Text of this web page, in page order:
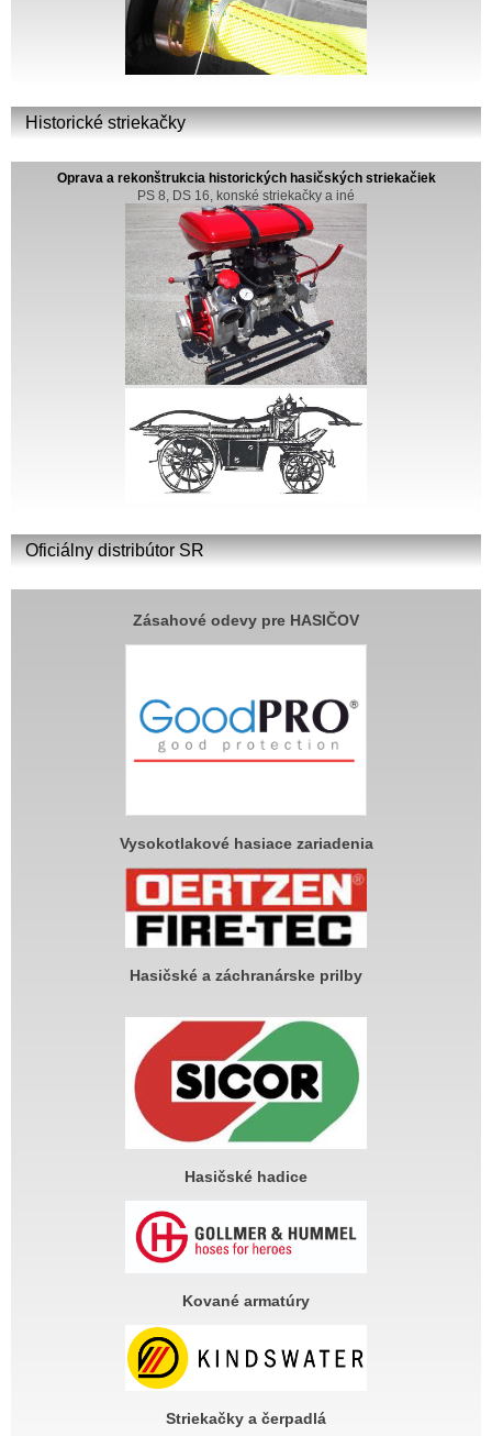
Historické striekačky
Oprava a rekonštrukcia historických hasičských striekačiek
PS 8, DS 16, konské striekačky a iné
Oficiálny distribútor SR
Zásahové odevy pre HASIČOV
Vysokotlakové hasiace zariadenia
Hasičské a záchranárske prilby
Hasičské hadice
Kované armatúry
Striekačky a čerpadlá